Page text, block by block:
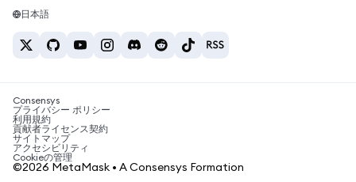
キャリア
お問い合わせ
Tetherの価格
BTC→INR
ETH→USDT
USDTの購入
SHIBの購入
BNBの購入
Solanaウォレット
税制関連ニュース
暗号資産の購入方法は？
ビットコインを売るには？
日本語
Consensys
プライバシー ポリシー
利用規約
貢献者ライセンス契約
サイトマップ
アクセシビリティ
Cookieの管理
©2026 MetaMask • A Consensys Formation